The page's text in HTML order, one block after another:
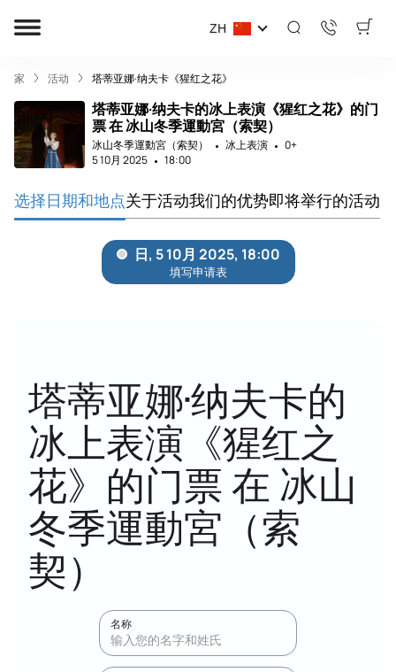
ZH
家 活动 塔蒂亚娜·纳夫卡《猩红之花》
塔蒂亚娜·纳夫卡的冰上表演《猩红之花》的门
票 在 冰山冬季運動宮（索契）
冰山冬季運動宮（索契） 冰上表演
0+
5 10月 2025
18:00
选择日期和地点关于活动我们的优势即将举行的活动
塔蒂亚娜·纳夫卡的
冰上表演《猩红之
花》的门票 在 冰山
冬季運動宮（索
契）
名称